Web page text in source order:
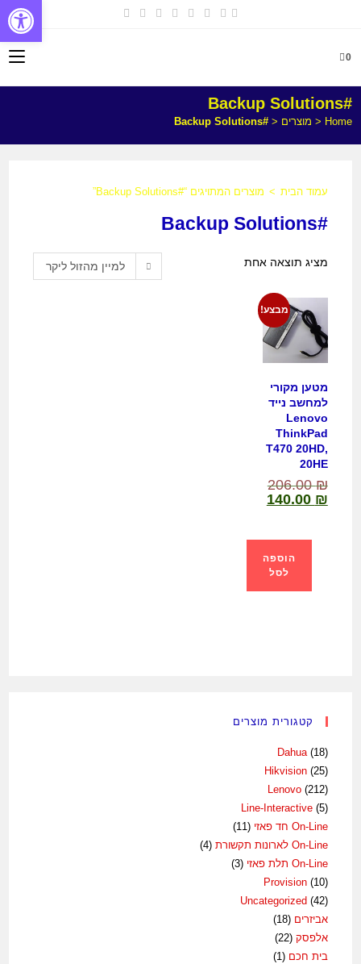
0
#Backup Solutions
Home
< מוצרים <
#Backup Solutions
עמוד הבית > מוצרים המתויגים “#Backup Solutions”
#Backup Solutions
מציג תוצאה אחת למיין מהזול ליקר
מבצע!
מטען מקורי
למחשב נייד
Lenovo
ThinkPad
T470 20HD,
20HE
206.00₪
140.00 ₪
הוספה
לסל
קטגורית מוצרים
Dahua (18)
Hikvision (25)
Lenovo (212)
Line-Interactive (5)
On-Line חד פאזי
(11)
On-Line לארונות תקשורת
(4)
On-Line תלת פאזי
(3)
Provision (10)
Uncategorized (42)
אביזרים (18)
אלפסק (22)
בית חכם (1)